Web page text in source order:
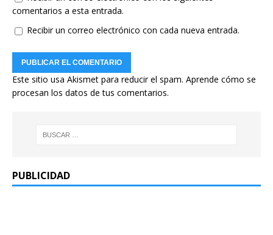
comentarios a esta entrada.
Recibir un correo electrónico con cada nueva entrada.
Este sitio usa Akismet para reducir el spam. Aprende cómo se
procesan los datos de tus comentarios.
PUBLICIDAD